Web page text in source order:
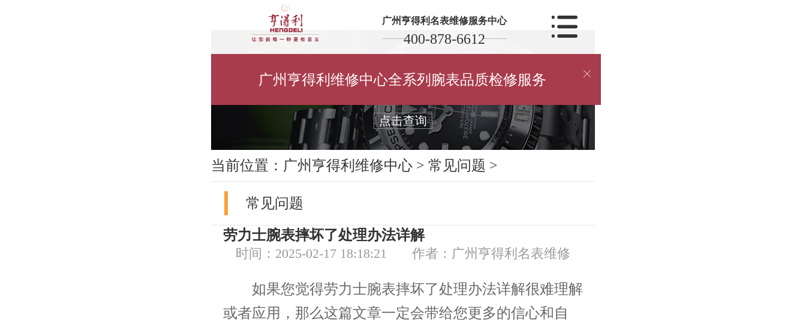
广州亨得利名表维修服务中心
400-878-6612
广州亨得利维修中心全系列腕表品质检修服务 
保养维修您的亨得利腕表
点击查询
当前位置： 广州亨得利维修中心 > 常见问题 >
常见问题
劳力士腕表摔坏了处理办法详解
时间：2025-02-17 18:18:21 作者：广州亨得利名表维修
如果您觉得劳力士腕表摔坏了处理办法详解很难理解
或者应用，那么这篇文章一定会带给您更多的信心和自